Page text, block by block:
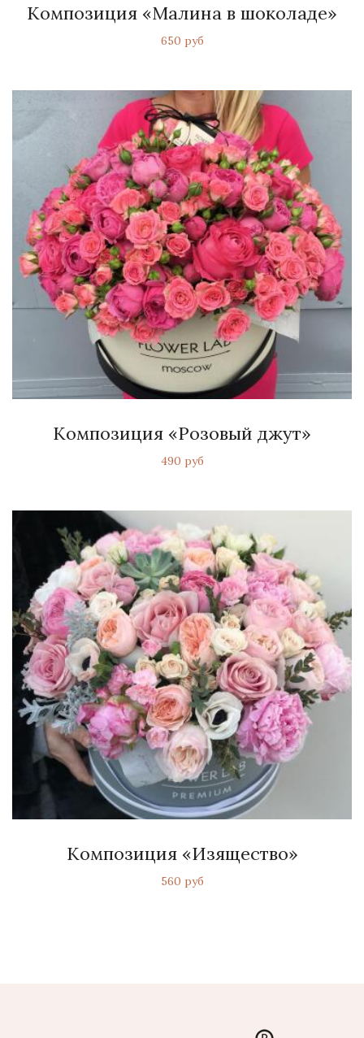
Композиция «Малина в шоколаде»
650 руб
Композиция «Розовый джут»
490 руб
Композиция «Изящество»
560 руб